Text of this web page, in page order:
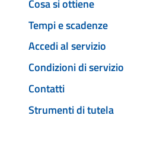
Cosa si ottiene
Tempi e scadenze
Accedi al servizio
Condizioni di servizio
Contatti
Strumenti di tutela